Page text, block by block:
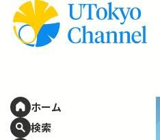
ホーム
検索